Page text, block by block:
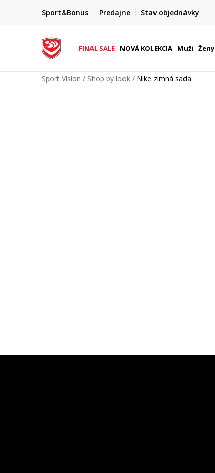
Sport&Bonus Predajne Stav objednávky
FINAL SALE AŽ -60 %
+ extra zľava 10 % len do 9. 8.
FINAL SALE NOVÁ KOLEKCIA Muži Ženy
Sport Vision Shop by look Nike zimná sada